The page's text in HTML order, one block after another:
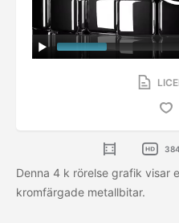
Denna 4 k rörelse grafik visar
kromfärgade metallbitar.